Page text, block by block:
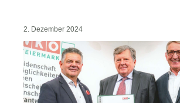
2. Dezember 2024